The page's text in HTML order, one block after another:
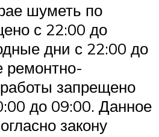
шуметь по
с 22:00 до
дни с 22:00 до
запрещено
до 09:00. Данное
закону